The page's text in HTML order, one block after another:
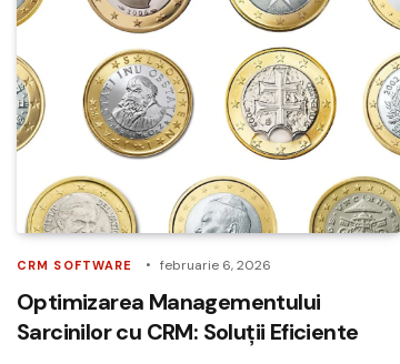
CRM SOFTWARE februarie 6, 2026
Optimizarea Managementului
Sarcinilor cu CRM: Soluții Eficiente